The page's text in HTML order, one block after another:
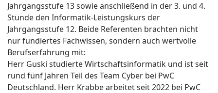
Jahrgangsstufe 13 sowie anschließend in der 3. und 4.
Stunde den Informatik-Leistungskurs der
Jahrgangsstufe 12. Beide Referenten brachten nicht
nur fundiertes Fachwissen, sondern auch wertvolle
Berufserfahrung mit:
Herr Guski studierte Wirtschaftsinformatik und ist seit
rund fünf Jahren Teil des Team Cyber bei PwC
Deutschland. Herr Krabbe arbeitet seit 2022 bei PwC